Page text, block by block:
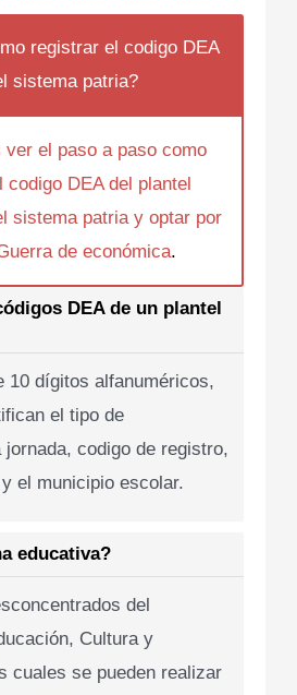
registrar el codigo DEA
sistema patria?
ver el paso a paso como
codigo DEA del plantel
sistema patria y optar por
de económica.
DEA de un plantel
10 dígitos alfanuméricos,
el tipo de
jornada, codigo de registro,
el municipio escolar.
educativa?
del
Cultura y
cuales se pueden realizar